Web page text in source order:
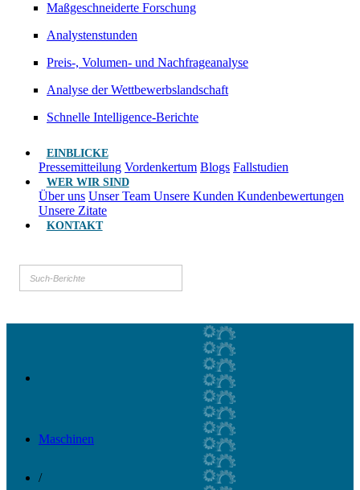
Maßgeschneiderte Forschung
Analystenstunden
Preis-, Volumen- und Nachfrageanalyse
Analyse der Wettbewerbslandschaft
Schnelle Intelligence-Berichte
EINBLICKE
Pressemitteilung Vordenkertum Blogs Fallstudien
WER WIR SIND
Über uns Unser Team Unsere Kunden Kundenbewertungen
Unsere Zitate
KONTAKT
Maschinen
/